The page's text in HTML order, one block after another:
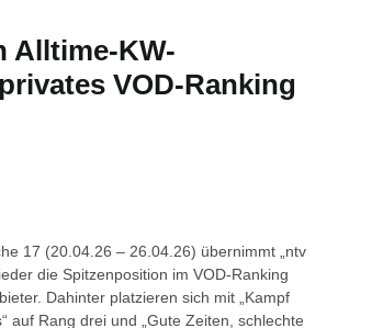
Alltime-KW-
VOD-Ranking
17 (20.04.26 – 26.04.26) übernimmt „ntv
die Spitzenposition im VOD-Ranking
Dahinter platzieren sich mit „Kampf
auf Rang drei und „Gute Zeiten, schlechte